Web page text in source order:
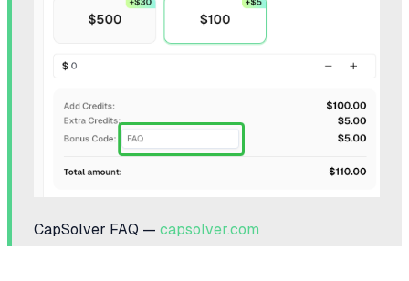
CapSolver FAQ — capsolver.com